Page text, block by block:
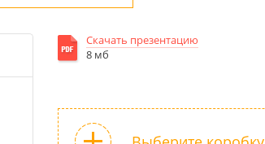
Скачать презентацию
8 мб